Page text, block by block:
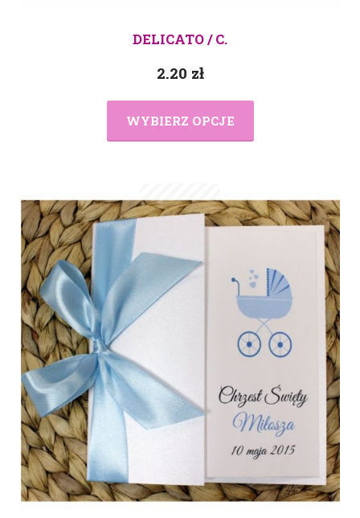
DELICATO / C.
2.20 zł
WYBIERZ OPCJE